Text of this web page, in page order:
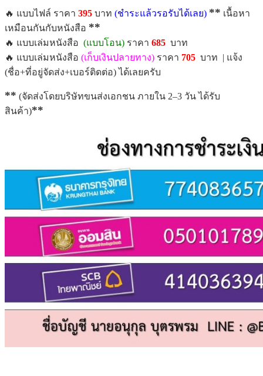
🔥 แบบไฟล์ ราคา 395 บาท (ชำระแล้วรอรับได้เลย) ** เนื้อหา
เหมือนกันกับหนังสือ **
🔥 แบบเล่มหนังสือ (แบบโอน) ราคา 685 บาท
🔥 แบบเล่มหนังสือ (เก็บเงินปลายทาง) ราคา 705 บาท | แจ้ง
(ชื่อ+ที่อยู่จัดส่ง+เบอร์ติดต่อ) ได้เลยครับ
** (จัดส่งโดยบริษัทขนส่งเอกชน ภายใน 2–3 วัน ได้รับ
สินค้า)**